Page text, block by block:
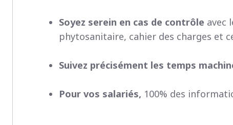
Soyez serein en cas de contrôle avec
phytosanitaire, cahier des charges et
Suivez précisément les temps
Pour vos salariés, 100% des